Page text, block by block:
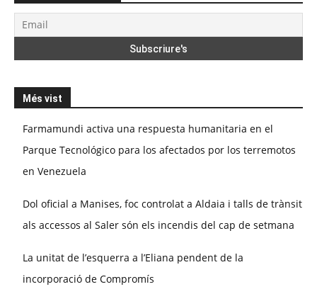
Més vist
Farmamundi activa una respuesta humanitaria en el
Parque Tecnológico para los afectados por los terremotos
en Venezuela
Dol oficial a Manises, foc controlat a Aldaia i talls de trànsit
als accessos al Saler són els incendis del cap de setmana
La unitat de l’esquerra a l’Eliana pendent de la
incorporació de Compromís